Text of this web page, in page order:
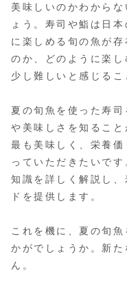
美味しいのかわから
ょう。寿司や鮨は日
に楽しめる旬の魚が
のか、どのように楽
少し難しいと感じるこ
夏の旬魚を使った寿
や美味しさを知るこ
最も美味しく、栄養
っていただきたいで
知識を詳しく解説し
ドを提供します。
これを機に、夏の旬
かがでしょうか。新
ん。